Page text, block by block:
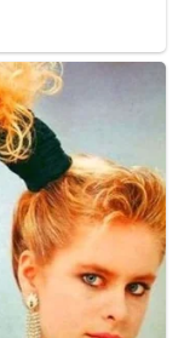
yang
yang akan